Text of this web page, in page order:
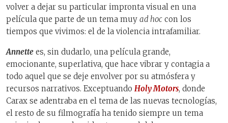
volver a dejar su particular impronta visual en una
película que parte de un tema muy ad hoc con los
tiempos que vivimos: el de la violencia intrafamiliar.
Annette es, sin dudarlo, una película grande,
emocionante, superlativa, que hace vibrar y contagia a
todo aquel que se deje envolver por su atmósfera y
recursos narrativos. Exceptuando Holy Motors, donde
Carax se adentraba en el tema de las nuevas tecnologías,
el resto de su filmografía ha tenido siempre un tema